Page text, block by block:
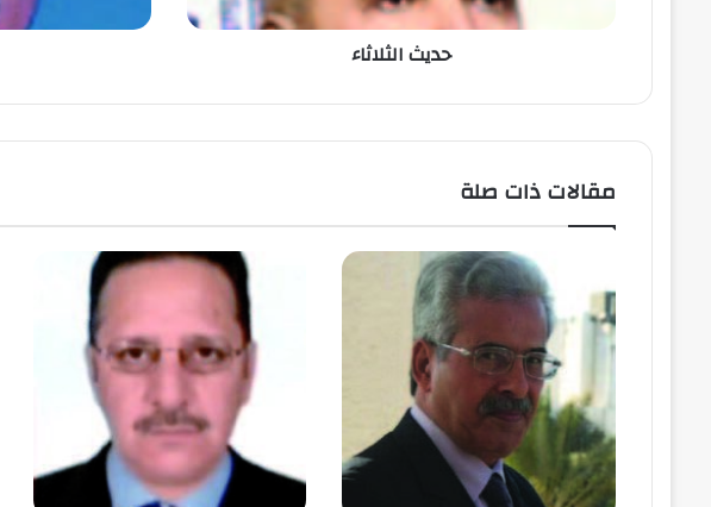
حديث الثلاثاء
مقالات ذات صلة